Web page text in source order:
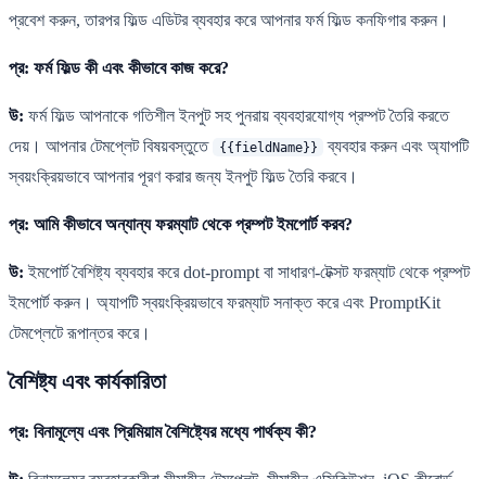
প্রবেশ করুন, তারপর ফিল্ড এডিটর ব্যবহার করে আপনার ফর্ম ফিল্ড কনফিগার করুন।
প্র: ফর্ম ফিল্ড কী এবং কীভাবে কাজ করে?
উ: ফর্ম ফিল্ড আপনাকে গতিশীল ইনপুট সহ পুনরায় ব্যবহারযোগ্য প্রম্পট তৈরি করতে
দেয়। আপনার টেমপ্লেট বিষয়বস্তুতে
{{fieldName}}
ব্যবহার করুন এবং অ্যাপটি
স্বয়ংক্রিয়ভাবে আপনার পূরণ করার জন্য ইনপুট ফিল্ড তৈরি করবে।
প্র: আমি কীভাবে অন্যান্য ফরম্যাট থেকে প্রম্পট ইমপোর্ট করব?
উ: ইমপোর্ট বৈশিষ্ট্য ব্যবহার করে dot-prompt বা সাধারণ-টেক্সট ফরম্যাট থেকে প্রম্পট
ইমপোর্ট করুন। অ্যাপটি স্বয়ংক্রিয়ভাবে ফরম্যাট সনাক্ত করে এবং PromptKit
টেমপ্লেটে রূপান্তর করে।
বৈশিষ্ট্য এবং কার্যকারিতা
প্র: বিনামূল্যে এবং প্রিমিয়াম বৈশিষ্ট্যের মধ্যে পার্থক্য কী?